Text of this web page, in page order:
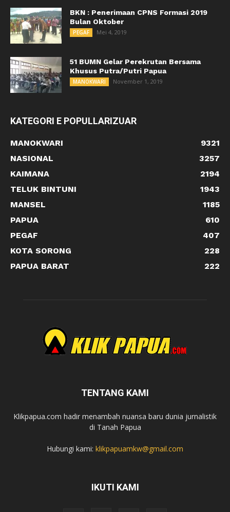
BKN : Penerimaan CPNS Formasi 2019
Bulan Oktober
PEGAF Mei 4, 2019
51 BUMN Gelar Perekrutan Bersama
Khusus Putra/Putri Papua
MANOKWARI November 1, 2019
KATEGORI E POPULLARIZUAR
MANOKWARI
9321
NASIONAL
3257
KAIMANA
2194
TELUK BINTUNI
1943
MANSEL
1185
PAPUA
610
PEGAF
407
KOTA SORONG
228
PAPUA BARAT
222
TENTANG KAMI
Klikpapua.com hadir menambah nuansa baru dunia jurnalistik
di Tanah Papua
Hubungi kami: klikpapuamkw@gmail.com
IKUTI KAMI